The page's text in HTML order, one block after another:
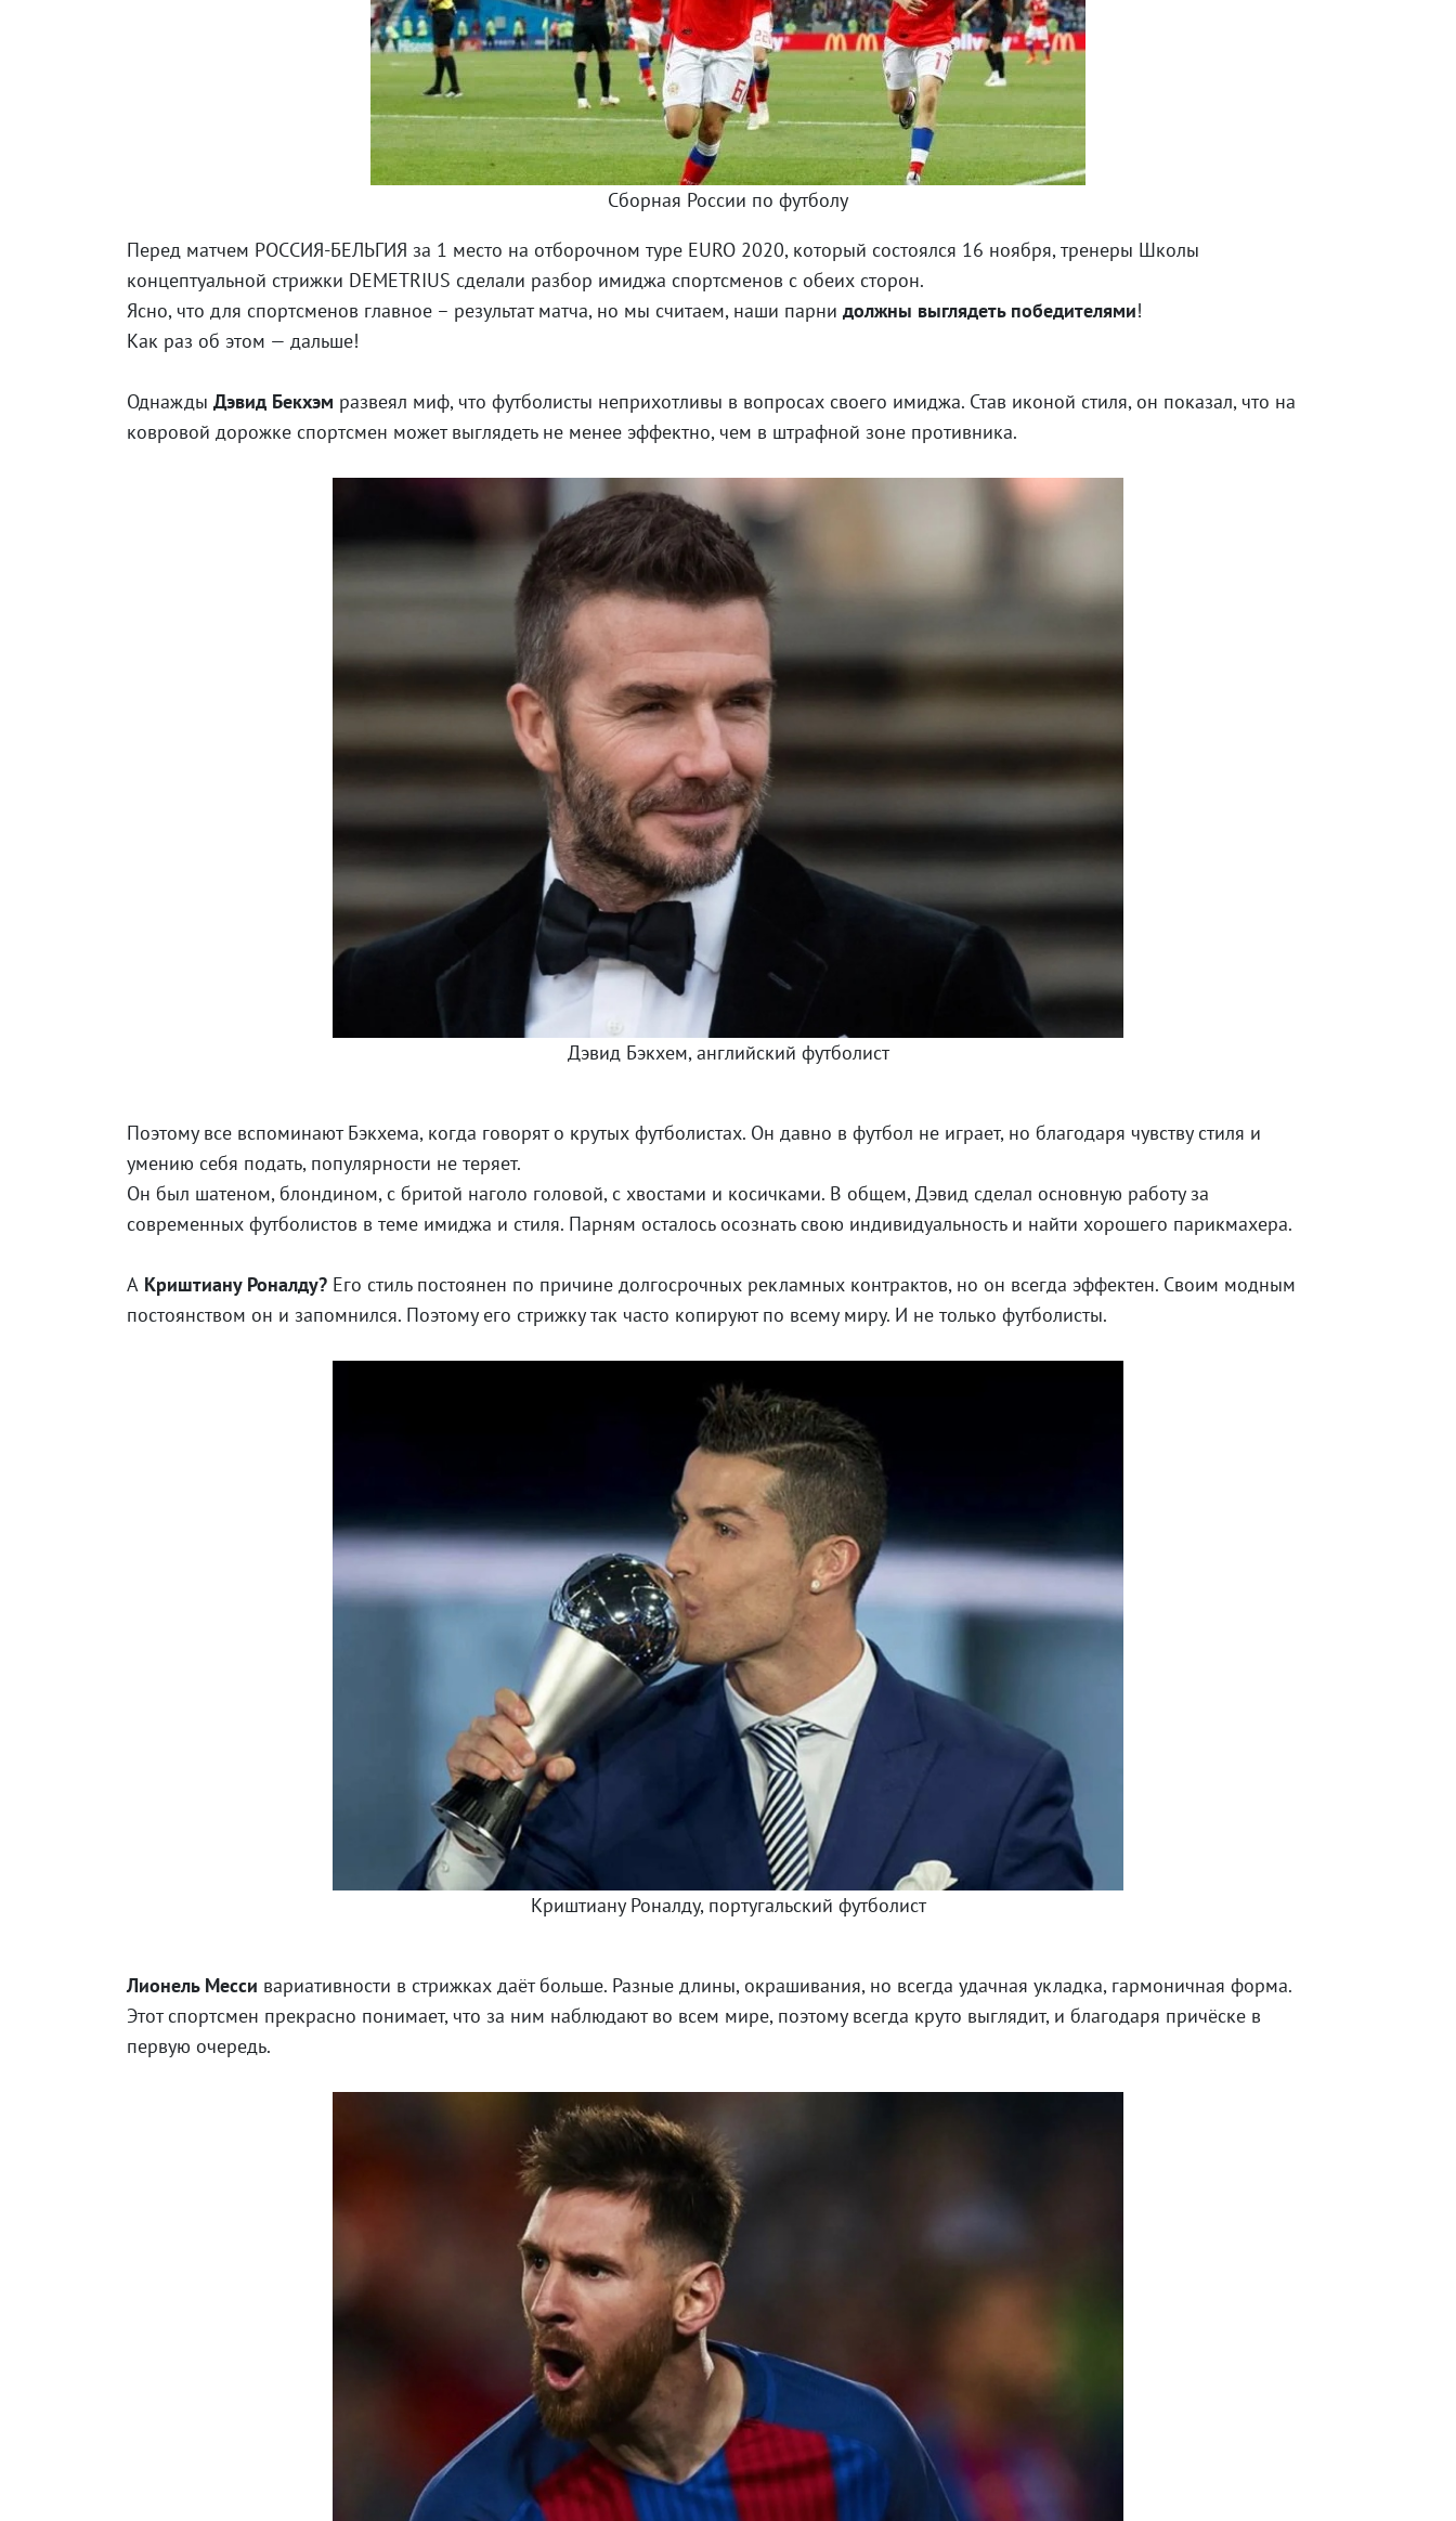
Сборная России по футболу
Перед матчем РОССИЯ-БЕЛЬГИЯ за 1 место на отборочном туре EURO 2020, который состоялся 16 ноября, тренеры Школы
концептуальной стрижки DEMETRIUS сделали разбор имиджа спортсменов с обеих сторон.
Ясно, что для спортсменов главное – результат матча, но мы считаем, наши парни должны выглядеть победителями!
Как раз об этом — дальше!
Однажды Дэвид Бекхэм развеял миф, что футболисты неприхотливы в вопросах своего имиджа. Став иконой стиля, он показал, что на
ковровой дорожке спортсмен может выглядеть не менее эффектно, чем в штрафной зоне противника.
Дэвид Бэкхем, английский футболист
Поэтому все вспоминают Бэкхема, когда говорят о крутых футболистах. Он давно в футбол не играет, но благодаря чувству стиля и
умению себя подать, популярности не теряет.
Он был шатеном, блондином, с бритой наголо головой, с хвостами и косичками. В общем, Дэвид сделал основную работу за
современных футболистов в теме имиджа и стиля. Парням осталось осознать свою индивидуальность и найти хорошего парикмахера.
А Криштиану Роналду? Его стиль постоянен по причине долгосрочных рекламных контрактов, но он всегда эффектен. Своим модным
постоянством он и запомнился. Поэтому его стрижку так часто копируют по всему миру. И не только футболисты.
Криштиану Роналду, португальский футболист
Лионель Месси вариативности в стрижках даёт больше. Разные длины, окрашивания, но всегда удачная укладка, гармоничная форма.
Этот спортсмен прекрасно понимает, что за ним наблюдают во всем мире, поэтому всегда круто выглядит, и благодаря причёске в
первую очередь.